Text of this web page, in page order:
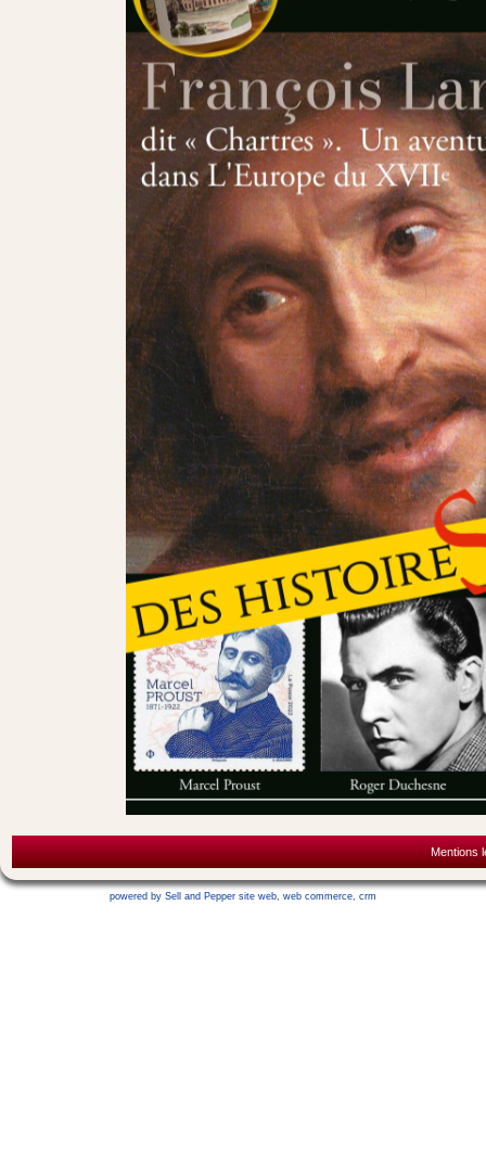
Mentions
powered by Sell and Pepper site web, web commerce, crm